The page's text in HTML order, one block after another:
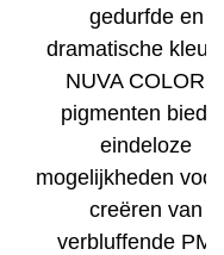
gedurfde en
dramatische
NUVA
pigmenten
eindeloze
mogelijkheden
creëren van
verbluffende